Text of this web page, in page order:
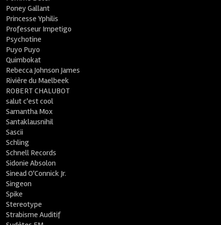
Poney Gallant
Princesse Yphilis
Professeur Impetigo
Psychotine
Puyo Puyo
Quimbokat
Rebecca Johnson James
Rivière du Maelbeek
ROBERT CHALUBOT
salut c'est cool
Samantha Mox
Santaklausnihil
Sascii
Schling
Schnell Records
Sidonie Absolon
Sinead O'Connick Jr.
Singeon
Spike
Stereotype
Strabisme Auditif